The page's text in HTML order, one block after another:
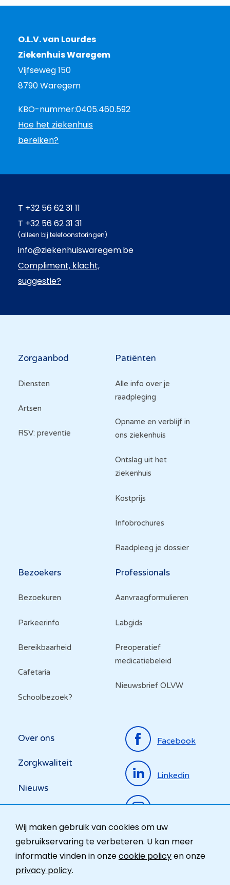
Wij maken gebruik van cookies om uw
gebruikservaring te verbeteren. U kan meer
informatie vinden in onzecookie policyen onze
privacy policy.
O.L.V. van Lourdes
Ziekenhuis Waregem
Vijfseweg 150
8790 Waregem
KBO-nummer:0405.460.592
Hoe het ziekenhuis
bereiken?
T +32 56 62 31 11
T +32 56 62 31 31
(alleen bij telefoonstoringen)
info@ziekenhuiswaregem.be
Compliment, klacht,
suggestie?
Hoofdnavigatie
Zorgaanbod
Diensten
Artsen
RSV: preventie
Patiënten
Alle info over je
raadpleging
Opname en verblijf in
ons ziekenhuis
Ontslag uit het
ziekenhuis
Kostprijs
Infobrochures
Raadpleeg je dossier
Bezoekers
Bezoekuren
Parkeerinfo
Bereikbaarheid
Cafetaria
Schoolbezoek?
Professionals
Aanvraagformulieren
Labgids
Preoperatief
medicatiebeleid
Nieuwsbrief OLVW
Top
menu
Over ons
Zorgkwaliteit
Nieuws
Ombudsdienst
Facebook
Linkedin
Instagram